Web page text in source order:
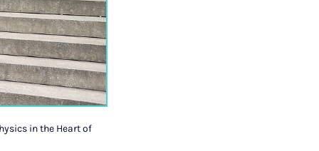
in the Heart of